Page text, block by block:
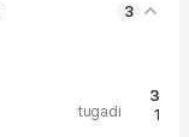
3
tugadi
3
1